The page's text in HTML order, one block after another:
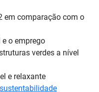
em comparação com o
o emprego
verdes a nível
e relaxante